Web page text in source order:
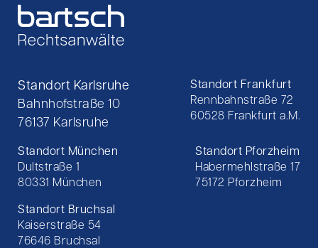
Standort Karlsruhe
Bahnhofstraße 10
76137 Karlsruhe
Standort Frankfurt
Rennbahnstraße 72
60528 Frankfurt a.M.
Standort München
Dultstraße 1
80331 München
Standort Pforzheim
Habermehlstraße 17
75172 Pforzheim
Standort Bruchsal
Kaiserstraße 54
76646 Bruchsal